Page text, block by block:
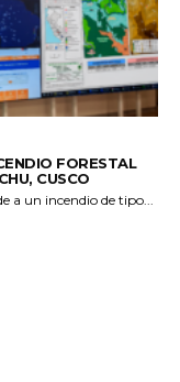
FORESTAL
CUSCO
a un incendio de tipo...